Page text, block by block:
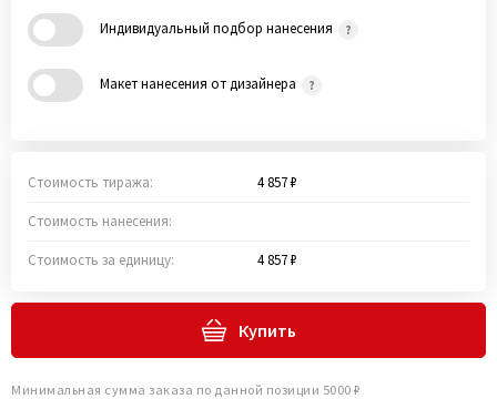
Индивидуальный подбор нанесения
Макет нанесения от дизайнера
Стоимость тиража: 4 857 ₽
Стоимость нанесения:
Стоимость за единицу: 4 857 ₽
Купить
Минимальная сумма заказа по данной позиции 5000 ₽